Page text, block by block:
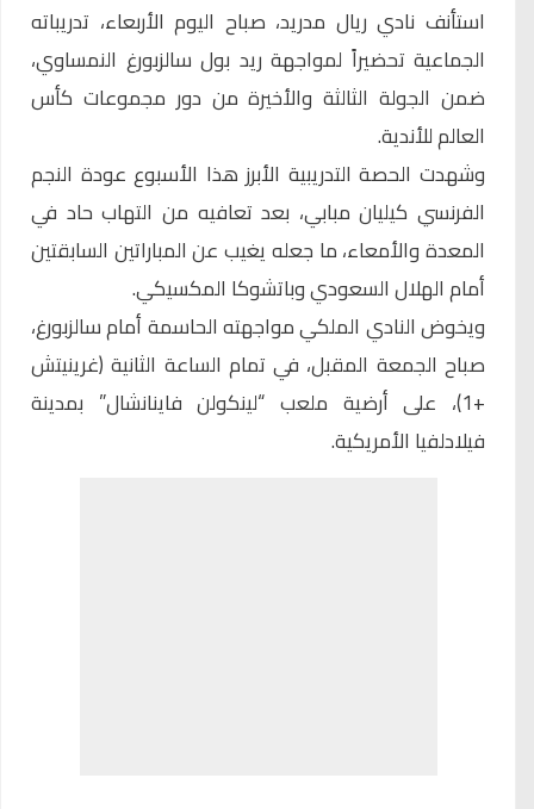
استأنف نادي ريال مدريد، صباح اليوم الأربعاء، تدريباته
الجماعية تحضيراً لمواجهة ريد بول سالزبورغ النمساوي،
ضمن الجولة الثالثة والأخيرة من دور مجموعات كأس
العالم للأندية.
وشهدت الحصة التدريبية الأبرز هذا الأسبوع عودة النجم
الفرنسي كيليان مبابي، بعد تعافيه من التهاب حاد في
المعدة والأمعاء، ما جعله يغيب عن المباراتين السابقتين
أمام الهلال السعودي وباتشوكا المكسيكي.
ويخوض النادي الملكي مواجهته الحاسمة أمام سالزبورغ،
صباح الجمعة المقبل، في تمام الساعة الثانية (غرينيتش
+1)، على أرضية ملعب “لينكولن فاينانشال” بمدينة
فيلادلفيا الأمريكية.